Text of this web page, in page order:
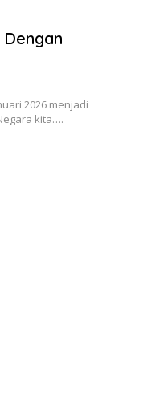
2026 menjadi
kita….